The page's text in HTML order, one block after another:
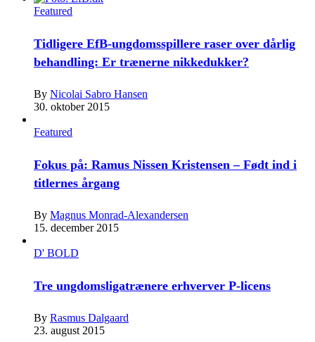
Featured
Tidligere EfB-ungdomsspillere raser over dårlig
behandling: Er trænerne nikkedukker?
By Nicolai Sabro Hansen
30. oktober 2015
Featured
Fokus på: Ramus Nissen Kristensen – Født ind i
titlernes årgang
By Magnus Monrad-Alexandersen
15. december 2015
D' BOLD
Tre ungdomsligatrænere erhverver P-licens
By Rasmus Dalgaard
23. august 2015